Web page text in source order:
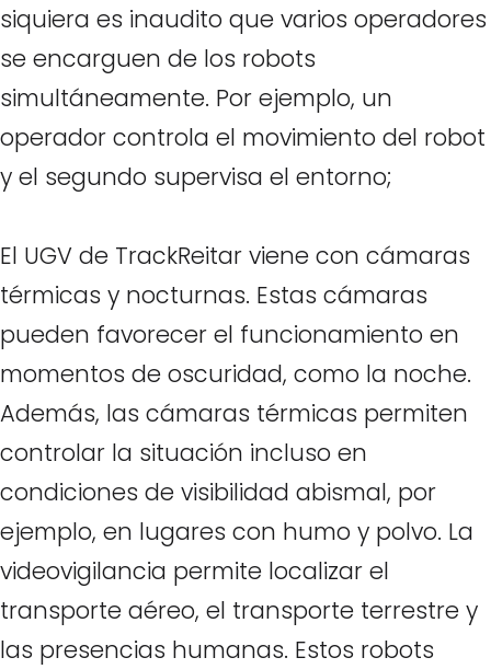
siquiera es inaudito que varios operadores
se encarguen de los robots
simultáneamente. Por ejemplo, un
operador controla el movimiento del robot
y el segundo supervisa el entorno;
El UGV de TrackReitar viene con cámaras
térmicas y nocturnas. Estas cámaras
pueden favorecer el funcionamiento en
momentos de oscuridad, como la noche.
Además, las cámaras térmicas permiten
controlar la situación incluso en
condiciones de visibilidad abismal, por
ejemplo, en lugares con humo y polvo. La
videovigilancia permite localizar el
transporte aéreo, el transporte terrestre y
las presencias humanas. Estos robots